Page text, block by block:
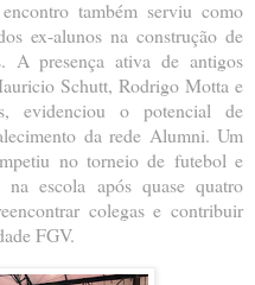
também serviu como
ex-alunos na construção de
A presença ativa de antigos
Schutt, Rodrigo Motta e
evidenciou o potencial de
da rede Alumni. Um
no torneio de futebol e
escola após quase quatro
colegas e contribuir
FGV.